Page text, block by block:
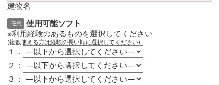
建物名
任意
使用可能ソフト
※利用経験のあるものを選択してください
(複数使える方は経験の長い順に選択してください)
１：
２：
３：